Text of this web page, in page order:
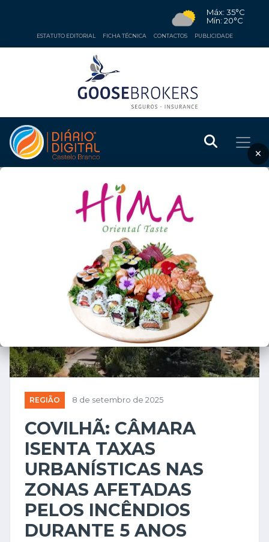
Máx: 35°C
Mín: 20°C
ESTATUTO EDITORIAL FICHA TÉCNICA CONTACTOS PUBLICIDADE
×
REGIÃO 8 de setembro de 2025
COVILHÃ: CÂMARA
ISENTA TAXAS
URBANÍSTICAS NAS
ZONAS AFETADAS
PELOS INCÊNDIOS
DURANTE 5 ANOS